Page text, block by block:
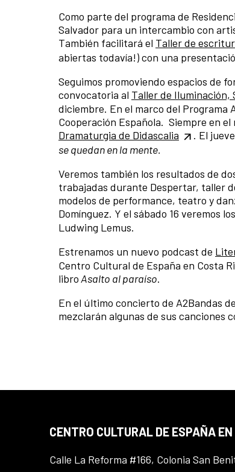
Como parte del programa de
Salvador para un intercambio con
También facilitará el Taller de
abiertas todavía!) con una
Seguimos promoviendo espacios de
convocatoria al Taller de Iluminación,
diciembre. En el marco del Programa
Cooperación Española. Siempre en
Dramaturgia de Didascalia
. El
se quedan en la mente.
Veremos también los resultados de
trabajadas durante Despertar, taller
modelos de performance, teatro y
Domínguez. Y el sábado 16 veremos
Ludwing Lemus.
Estrenamos un nuevo podcast de
Centro Cultural de España en Costa
libroAsalto al paraíso.
En el último concierto de A2Bandas
mezclarán algunas de sus canciones
CENTRO CULTURAL DE ESPAÑA
Calle La Reforma #166, Colonia San